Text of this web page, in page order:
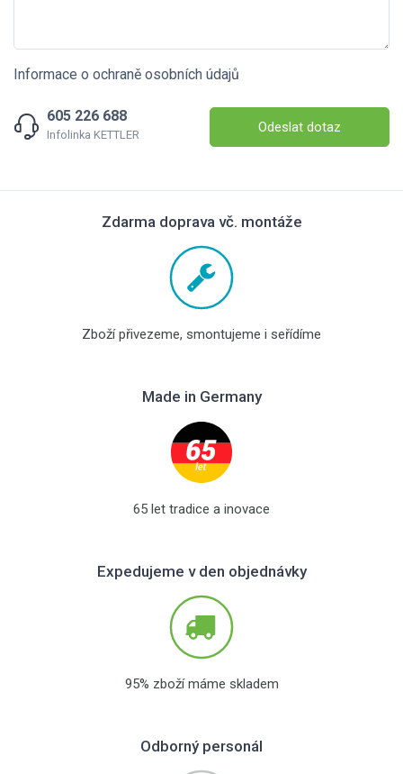
Informace o ochraně osobních údajů
605 226 688
Infolinka KETTLER Odeslat dotaz
Zdarma doprava vč. montáže
Zboží přivezeme, smontujeme i seřídíme
Made in Germany
65 let tradice a inovace
Expedujeme v den objednávky
95% zboží máme skladem
Odborný personál